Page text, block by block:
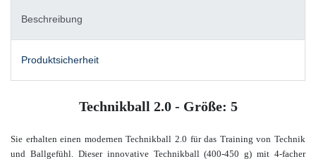
Beschreibung
Produktsicherheit
Technikball 2.0 - Größe: 5
Sie erhalten einen modernen Technikball 2.0 für das Training von Technik
und Ballgefühl. Dieser innovative Technikball (400-450 g) mit 4-facher